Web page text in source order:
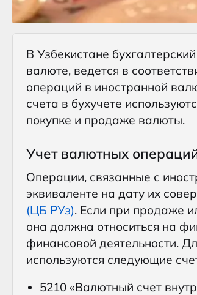
В Узбекистане
валюте, ведется в
операций в иностранной
счета в бухучете
покупке и продаже валюты.
Учет валютных
Операции, связанные с
эквиваленте на дату их
(ЦБ РУз). Если при продаже
она должна относиться на
финансовой деятельности.
используются следующие
5210 «Валютный счет